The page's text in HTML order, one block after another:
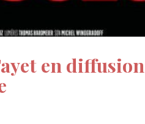
en diffusion